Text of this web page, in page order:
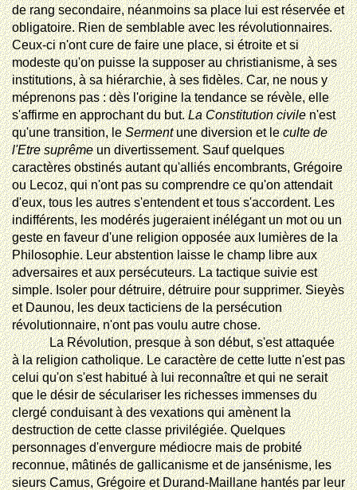
de rang secondaire, néanmoins sa place lui est réservée et
obligatoire. Rien de semblable avec les révolutionnaires.
Ceux-ci n'ont cure de faire une place, si étroite et si
modeste qu'on puisse la supposer au christianisme, à ses
institutions, à sa hiérarchie, à ses fidèles. Car, ne nous y
méprenons pas : dès l'origine la tendance se révèle, elle
s'affirme en approchant du but.La Constitution civilen'est
qu'une transition, leSermentune diversion et leculte de
l'Etre suprêmeun divertissement. Sauf quelques
caractères obstinés autant qu'alliés encombrants, Grégoire
ou Lecoz, qui n'ont pas su comprendre ce qu'on attendait
d'eux, tous les autres s'entendent et tous s'accordent. Les
indifférents, les modérés jugeraient inélégant un mot ou un
geste en faveur d'une religion opposée aux lumières de la
Philosophie. Leur abstention laisse le champ libre aux
adversaires et aux persécuteurs. La tactique suivie est
simple. Isoler pour détruire, détruire pour supprimer. Sieyès
et Daunou, les deux tacticiens de la persécution
révolutionnaire, n'ont pas voulu autre chose.
La Révolution, presque à son début, s'est attaquée
à la religion catholique. Le caractère de cette lutte n'est pas
celui qu'on s'est habitué à lui reconnaître et qui ne serait
que le désir de séculariser les richesses immenses du
clergé conduisant à des vexations qui amènent la
destruction de cette classe privilégiée. Quelques
personnages d'envergure médiocre mais de probité
reconnue, mâtinés de gallicanisme et de jansénisme, les
sieurs Camus, Grégoire et Durand-Maillane hantés par leur